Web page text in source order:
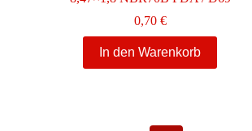
0,70 €
In den Warenkorb